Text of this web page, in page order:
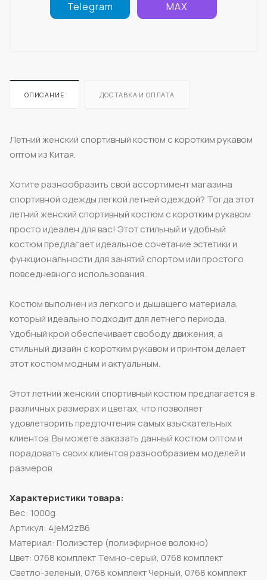
Telegram MAX
ОПИСАНИЕ ДОСТАВКА И ОПЛАТА
Летний женский спортивный костюм с коротким рукавом
оптом из Китая.
Хотите разнообразить свой ассортимент магазина
спортивной одежды легкой летней одеждой? Тогда этот
летний женский спортивный костюм с коротким рукавом
просто идеален для вас! Этот стильный и удобный
костюм предлагает идеальное сочетание эстетики и
функциональности для занятий спортом или простого
повседневного использования.
Костюм выполнен из легкого и дышащего материала,
который идеально подходит для летнего периода.
Удобный крой обеспечивает свободу движения, а
стильный дизайн с коротким рукавом и принтом делает
этот костюм модным и актуальным.
Этот летний женский спортивный костюм предлагается в
различных размерах и цветах, что позволяет
удовлетворить предпочтения самых взыскательных
клиентов. Вы можете заказать данный костюм оптом и
порадовать своих клиентов разнообразием моделей и
размеров.
Характеристики товара:
Вес: 1000g
Артикул: 4jeM2zB6
Материал: Полиэстер (полиэфирное волокно)
Цвет: 0768 комплект Темно-серый, 0768 комплект
Светло-зеленый, 0768 комплект Черный, 0768 комплект